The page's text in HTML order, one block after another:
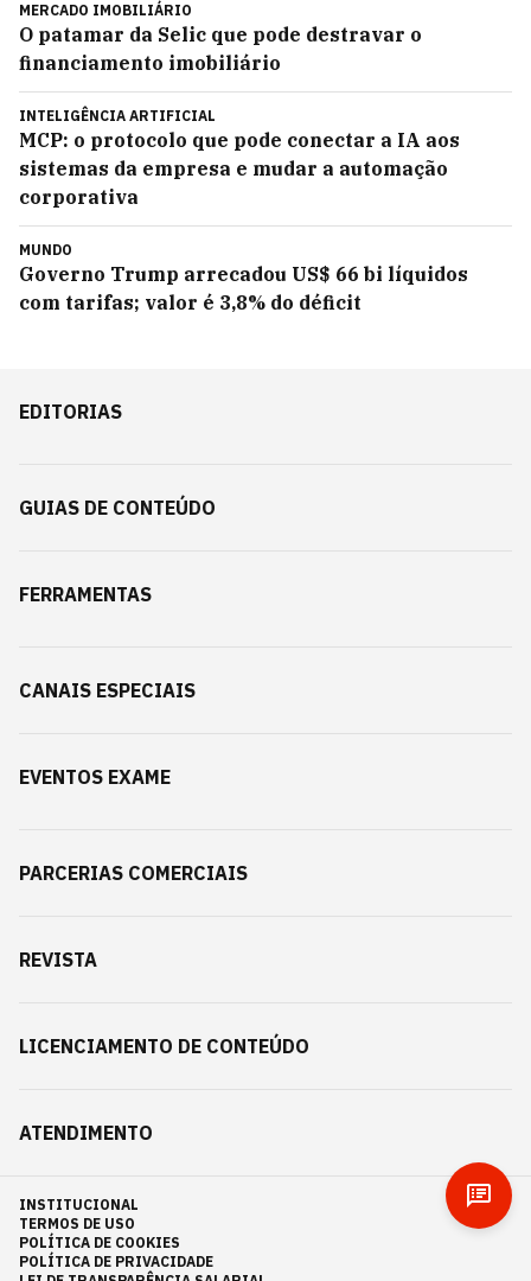
MERCADO IMOBILIÁRIO
O patamar da Selic que pode destravar o
financiamento imobiliário
INTELIGÊNCIA ARTIFICIAL
MCP: o protocolo que pode conectar a IA aos
sistemas da empresa e mudar a automação
corporativa
MUNDO
Governo Trump arrecadou US$ 66 bi líquidos
com tarifas; valor é 3,8% do déficit
EDITORIAS
GUIAS DE CONTEÚDO
FERRAMENTAS
CANAIS ESPECIAIS
EVENTOS EXAME
PARCERIAS COMERCIAIS
REVISTA
LICENCIAMENTO DE CONTEÚDO
ATENDIMENTO
INSTITUCIONAL
TERMOS DE USO
POLÍTICA DE COOKIES
POLÍTICA DE PRIVACIDADE